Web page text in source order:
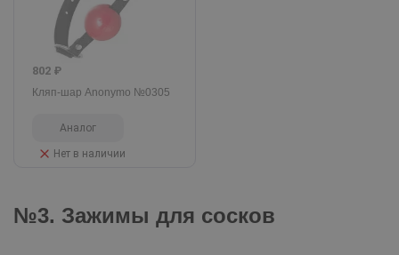
802 ₽
Кляп-шар Anonymo №0305
Аналог
Нет в наличии
№3. Зажимы для сосков